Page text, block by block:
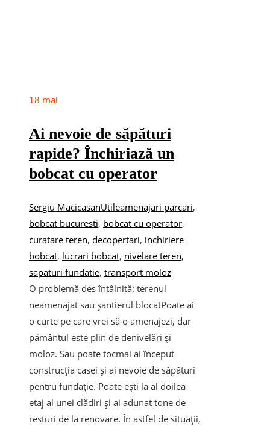
18 mai
Ai nevoie de săpături
rapide? Închiriază un
bobcat cu operator
Sergiu MacicasanUtileamenajari parcari,
bobcat bucuresti, bobcat cu operator,
curatare teren, decopertari, inchiriere
bobcat, lucrari bobcat, nivelare teren,
sapaturi fundatie, transport moloz
O problemă des întâlnită: terenul
neamenajat sau șantierul blocatPoate ai
o curte pe care vrei să o amenajezi, dar
pământul este plin de denivelări și
moloz. Sau poate tocmai ai început
construcția casei și ai nevoie de săpături
pentru fundație. Poate ești la al doilea
etaj al unei clădiri și ai adunat tone de
resturi de la renovare. În astfel de situații,